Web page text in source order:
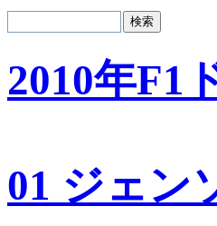
2010年F1
01 ジェン